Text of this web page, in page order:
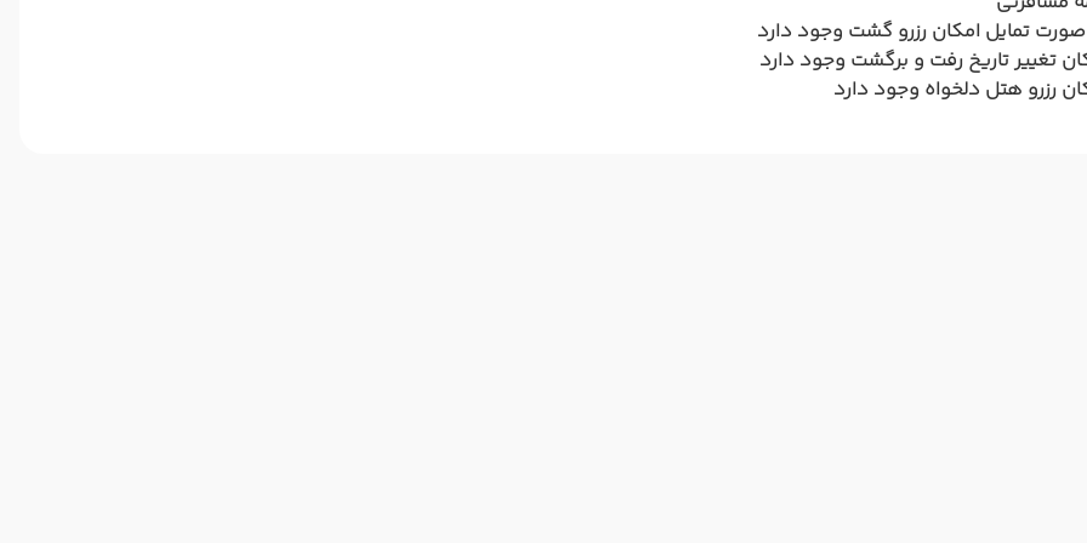
تمایل امکان رزرو گشت وجود دارد
تغییر تاریخ رفت و برگشت وجود دارد
رزرو هتل دلخواه وجود دارد